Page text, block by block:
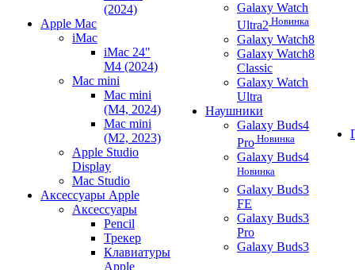
(2024)
Apple Mac
iMac
iMac 24"
M4 (2024)
Mac mini
Mac mini
(M4, 2024)
Mac mini
(M2, 2023)
Apple Studio
Display
Mac Studio
Аксессуары Apple
Аксессуары
Pencil
Трекер
Клавиатуры
Apple
Galaxy Watch
Ultra2 Новинка
Galaxy Watch8
Galaxy Watch8
Classic
Galaxy Watch
Ultra
Наушники
Galaxy Buds4
Pro Новинка
Galaxy Buds4
Новинка
Galaxy Buds3
FE
Galaxy Buds3
Pro
Galaxy Buds3